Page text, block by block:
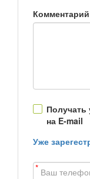
на E-mail
Уже
*